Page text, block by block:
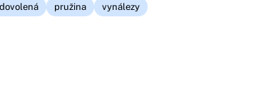
pružina vynálezy